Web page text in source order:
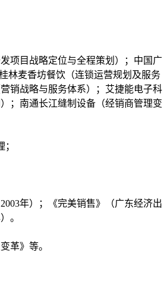
项目战略定位与全程策划）；中国广
林麦香坊餐饮（连锁运营规划及服务
销战略与服务体系）；艾捷能电子科
；南通长江缝制设备（经销商管理变
年）；《完美销售》（广东经济出
。
革》等。